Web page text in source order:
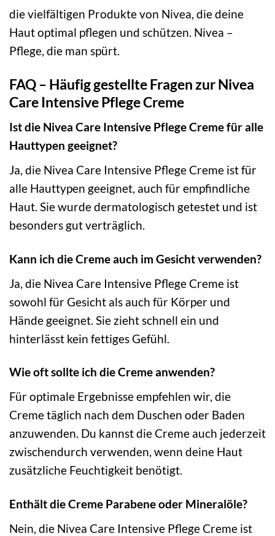
die vielfältigen Produkte von Nivea, die deine
Haut optimal pflegen und schützen. Nivea –
Pflege, die man spürt.
FAQ – Häufig gestellte Fragen zur Nivea
Care Intensive Pflege Creme
Ist die Nivea Care Intensive Pflege Creme für alle
Hauttypen geeignet?
Ja, die Nivea Care Intensive Pflege Creme ist für
alle Hauttypen geeignet, auch für empfindliche
Haut. Sie wurde dermatologisch getestet und ist
besonders gut verträglich.
Kann ich die Creme auch im Gesicht verwenden?
Ja, die Nivea Care Intensive Pflege Creme ist
sowohl für Gesicht als auch für Körper und
Hände geeignet. Sie zieht schnell ein und
hinterlässt kein fettiges Gefühl.
Wie oft sollte ich die Creme anwenden?
Für optimale Ergebnisse empfehlen wir, die
Creme täglich nach dem Duschen oder Baden
anzuwenden. Du kannst die Creme auch jederzeit
zwischendurch verwenden, wenn deine Haut
zusätzliche Feuchtigkeit benötigt.
Enthält die Creme Parabene oder Mineralöle?
Nein, die Nivea Care Intensive Pflege Creme ist